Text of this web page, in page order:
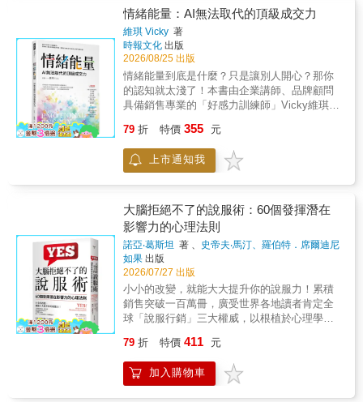
費者、重新設計決策路徑，並重新贏得顧客的
選擇。
人離開舒適圈。」──黃文博／品牌研究者、資
深品牌顧問「這本書告訴我們，品牌的成功從
來不是單一條件，而是多個元素的交互作用。
身為品牌經營者，我特別認同書中『快體驗與
慢考驗』的提醒。快體驗，是讓市場快速看見
你；但慢考驗，才是決定你能不能留下來的真
正關鍵。」──黃立忠／Footer創辦人「本書的
價值不只在於理論，更在於它深深扎根於實
戰。從跨國電商的行銷顧問經驗，到協助傳統
淬鍊為『超維十七元』。這些元素涵蓋了領
導、團隊、現金流、創意、社群、社會責任等
等，無論你是跨國企業、中小企業，甚至個人
師、璞之妍醫美集團創辦人
做的」的錯覺， 腦中的多巴胺就會被刺激，讓
我們越買越多。 ◎明明沒那麼喜歡，還是「再
度光顧」 「只要一年內來健身20次，我們會將
會員費全額退還給您」 健身房利用全額退款的
「返還」，吸引顧客「定期報到」， 就是利用
多巴胺的「獎賞自己」心理。 ◎標籤就是一個
鉤子 換個標籤，讓你產生「比較便宜」的錯
「不買就虧了」。 標上產地，商品看起來更高
級：來自衣索比亞、哥倫比亞或瓜地馬拉， 只
要在咖啡的包裝標示產地，就會在顧客心中上
人，就算沒有你的尺碼還是照買？ 明知不易中
獎，還是怕錯過贏得獎金的機會，一買再買彩
券。 這就是多巴胺的「無魚，蝦也好」的運作
機制， 會讓我們快速接受另一個選擇， 以填補
失落（沒有你適合的尺寸、這期沒中下期就會
中） 帶來的空虛與失控感。 買多、買貴，不需
要還是照買？一切都是因為多巴胺。 廠商會用
哪些方法刺激消費者腦中的多巴胺？讓我們覺
得 「錢沒有消失，只是換成我喜歡的樣子」。
POINT 1｜一頁文字一頁插圖，閱讀完文字後
立刻有插圖參考，方便整理思緒及想像。
POINT 2｜基礎經典到最新行銷理論，一次蒐
羅！ POINT 3｜企業案例貼近日常生活，行銷
不只是商業概念，更是學會如何展現自己！ 過
去以電視媒體為主軸的行銷重心，現在已經轉
戰到社群網站上。本書藉由簡易插圖告訴你其
中的行銷基礎與實踐方法，是淺顯易懂的行銷
入門書。包含四大科技巨頭GAFA，以及日本、
些以創新策略獲得成功的案例，並解析目前走
在時代尖端的行銷策略。輕鬆了解適用於數位
時代的最新行銷方法，知道該怎麼做才能讓商
品超級熱賣。 從無到有經營社群、自己創業
&hellip;&hellip; 帶你一次讀懂行銷學的基礎經
典及最新理論， 徹底了解讓能見度提升、商品
大熱賣的不二法門！ 什麼人適合這本書： ☑剛
出社會、對各種專有名詞霧煞煞的「行銷小
白」 ☑想提高品牌和商品熱度的「社群經營
者」和「創業者」 ☑希望多了解數位轉型的可
能性 ☑想快速攝取行銷靈感 經典潮流概念一次
懂： ☑與行銷息息相關的4P與4C有何不同？
銷不可或缺的SEO策略 定位自己和了解顧客：
☑選擇競爭激烈的市場？還是不激烈的市場？
☑五種提高「顧客滿意度」的方法？ ☑如何將
情緒能量：AI無法取代的頂級成交力
維琪 Vicky 著
時報文化 出版
2026/08/25 出版
情緒能量到底是什麼？只是讓別人開心？那你
的認知就太淺了！本書由企業講師、品牌顧問
具備銷售專業的「好感力訓練師」Vicky維琪，
與「專業價值交換」，讓銷售與高單價客戶之
間的互動更具影響力與吸引力，使你的話語不
只是被聽見，而是讓人產生情感連結與行動，
鍵？o「好感力」不只是讓人喜歡你，而是讓人
願意投資你（關鍵是「情緒能量場」）o影響力
vs. 操作力-真正高效的服務策略（如何讓客戶
「願意靠近你」）o為什麼有些服務人員「話還
沒說完」就已經贏了？（高效好感的關鍵）
o「服務的本質」不是讓人滿意，而是讓人「感
受到」並持續續約當你連金字塔頂端的服務對
象都能搞定，不論你銷售的產品是什麼、在職
場應對的對象是誰、生活中面對各種腳色，人
和事都能輕鬆掌握。
79 折 特價 355 元
上市通知我
大腦拒絕不了的說服術：60個發揮潛在
影響力的心理法則
諾亞‧葛斯坦 著 、 史帝夫‧馬汀、羅伯特．席爾迪尼
博士 著
如果 出版
2026/07/27 出版
小小的改變，就能大大提升你的說服力！累積
銷售突破一百萬冊，廣受世界各地讀者肯定全
球「說服行銷」三大權威，以根植於心理學的
巧！‧說話時用哪個字眼，可以讓人們對你說
「YES」的可能性大幅提高？‧為什麼身為第二
名卻比當第三名更糟糕，我們可以從中得到什
79 折 特價 411 元
加入購物車